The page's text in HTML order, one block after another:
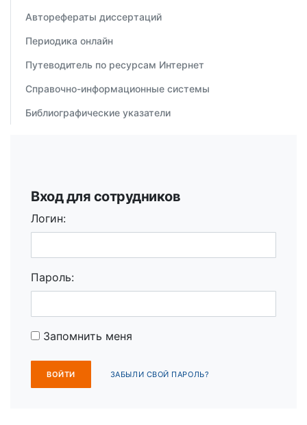
Авторефераты диссертаций
Периодика онлайн
Путеводитель по ресурсам Интернет
Справочно-информационные системы
Библиографические указатели
Вход для сотрудников
Логин:
Пароль:
Запомнить меня
ЗАБЫЛИ СВОЙ ПАРОЛЬ?